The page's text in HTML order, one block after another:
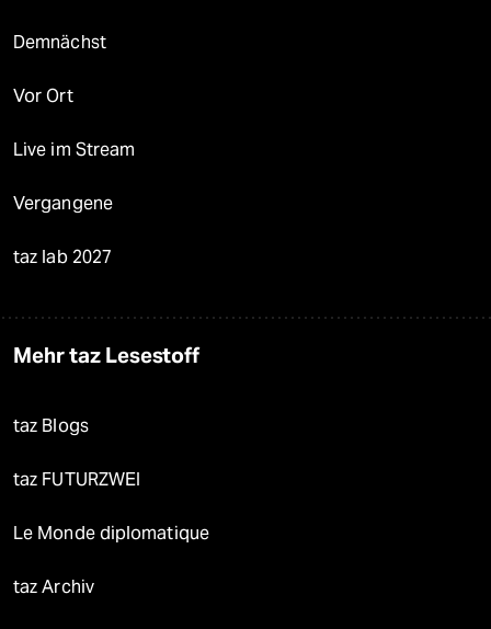
Demnächst
Vor Ort
Live im Stream
Vergangene
taz lab 2027
Mehr taz Lesestoff
taz Blogs
taz FUTURZWEI
Le Monde diplomatique
taz Archiv